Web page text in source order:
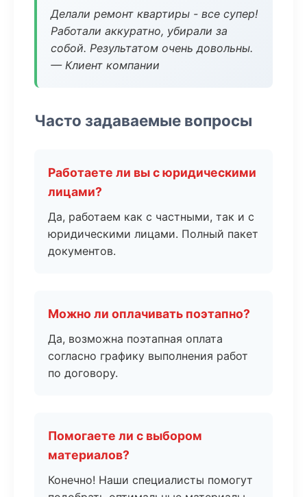
Делали ремонт квартиры - все супер!
Работали аккуратно, убирали за
собой. Результатом очень довольны.
— Клиент компании
Часто задаваемые вопросы
Работаете ли вы с юридическими
лицами?
Да, работаем как с частными, так и с
юридическими лицами. Полный пакет
документов.
Можно ли оплачивать поэтапно?
Да, возможна поэтапная оплата
согласно графику выполнения работ
по договору.
Помогаете ли с выбором
материалов?
Конечно! Наши специалисты помогут